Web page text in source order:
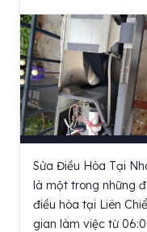
Sửa Điều Hòa Tại
là một trong những
điều hòa tại Liên
gian làm việc từ